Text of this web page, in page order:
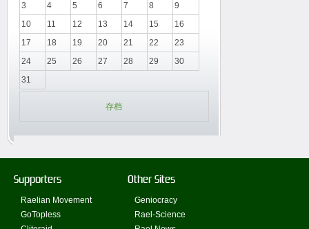
3
4 5 6 7 8
9
10
11 12 13 14 15
16
17
18 19 20 21 22
23
24
25 26 27 28 29
30
31
存档
Supporters
Raelian Movement
GoTopless
Other Sites
Geniocracy
Rael-Science